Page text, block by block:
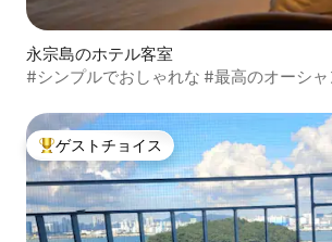
永宗島のホテル客室
#シンプルでおしゃれな #最高のオーシャ
大好評のゲストチョイスです。
ゲストチョイス